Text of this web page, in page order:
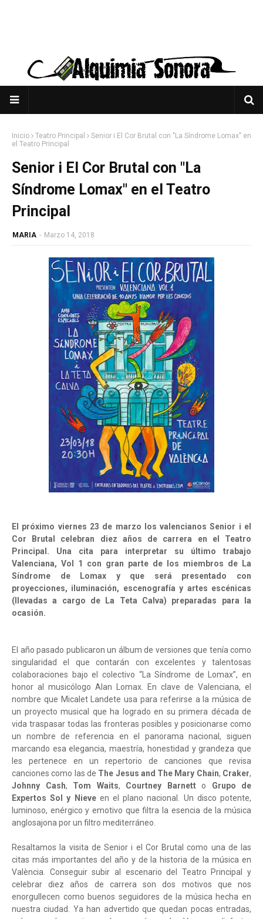
Inicio Teatro Principal
Senior i El Cor Brutal con "La Síndrome Lomax" en
el Teatro Principal
Senior i El Cor Brutal con "La
Síndrome Lomax" en el Teatro
Principal
MARIA - Marzo 14, 2018
El próximo viernes 23 de marzo los valencianos Senior i el
Cor Brutal celebran diez años de carrera en el Teatro
Principal. Una cita para interpretar su último trabajo
Valenciana, Vol 1 con gran parte de los miembros de La
Síndrome de Lomax y que será presentado con
proyecciones, iluminación, escenografía y artes escénicas
(llevadas a cargo de La Teta Calva) preparadas para la
ocasión.
El año pasado publicaron un álbum de versiones que tenía como
singularidad el que contarán con excelentes y talentosas
colaboraciones bajo el colectivo “La Síndrome de Lomax”, en
honor al musicólogo Alan Lomax. En clave de Valenciana, el
nombre que Micalet Landete usa para referirse a la música de
un proyecto musical que ha logrado en su primera década de
vida traspasar todas las fronteras posibles y posicionarse como
un nombre de referencia en el panorama nacional, siguen
marcando esa elegancia, maestría, honestidad y grandeza que
les pertenece en un repertorio de canciones que revisa
canciones como las de The Jesus and The Mary Chain, Craker,
Johnny Cash, Tom Waits, Courtney Barnetto Grupo de
Expertos Sol y Nieveen el plano nacional. Un disco potente,
luminoso, enérgico y emotivo que filtra la esencia de la música
anglosajona por un filtro mediterráneo.
Resaltamos la visita de Senior i el Cor Brutal como una de las
citas más importantes del año y de la historia de la música en
València. Conseguir subir al escenario del Teatro Principal y
celebrar diez años de carrera son dos motivos que nos
enorgullecen como buenos seguidores de la música hecha en
nuestra ciudad. Ya han advertido que quedan pocas entradas,